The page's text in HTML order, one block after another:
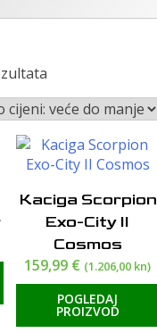
cijeni:
visoke
do
niske
Kaciga Scorpion
Exo-City II
Cosmos
159,99 € (1.206,00 kn)
POGLEDAJ
PROIZVOD